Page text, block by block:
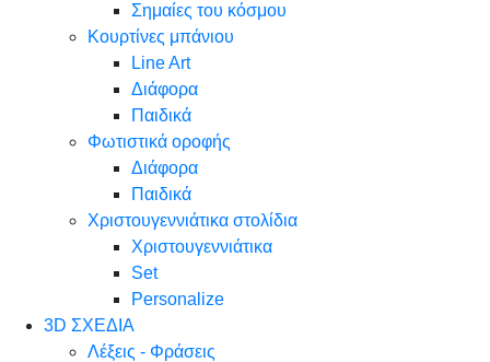
Σημαίες του κόσμου
Κουρτίνες μπάνιου
Line Art
Διάφορα
Παιδικά
Φωτιστικά οροφής
Διάφορα
Παιδικά
Χριστουγεννιάτικα στολίδια
Χριστουγεννιάτικα
Set
Personalize
3D ΣΧΕΔΙΑ
Λέξεις - Φράσεις